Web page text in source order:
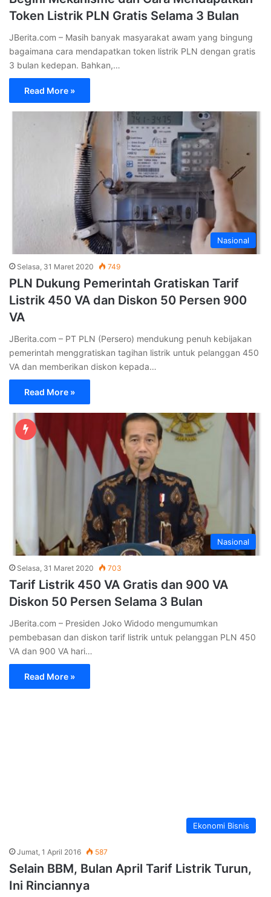
Token Listrik PLN Gratis Selama 3 Bulan
JBerita.com – Masih banyak masyarakat awam yang bingung
bagaimana cara mendapatkan token listrik PLN dengan gratis
3 bulan kedepan. Bahkan,…
Read More »
Nasional
Selasa, 31 Maret 2020 749
PLN Dukung Pemerintah Gratiskan Tarif
Listrik 450 VA dan Diskon 50 Persen 900
VA
JBerita.com – PT PLN (Persero) mendukung penuh kebijakan
pemerintah menggratiskan tagihan listrik untuk pelanggan 450
VA dan memberikan diskon kepada…
Read More »
Nasional
Selasa, 31 Maret 2020 703
Tarif Listrik 450 VA Gratis dan 900 VA
Diskon 50 Persen Selama 3 Bulan
JBerita.com – Presiden Joko Widodo mengumumkan
pembebasan dan diskon tarif listrik untuk pelanggan PLN 450
VA dan 900 VA hari…
Read More »
Ekonomi Bisnis
Jumat, 1 April 2016 587
Selain BBM, Bulan April Tarif Listrik Turun,
Ini Rinciannya